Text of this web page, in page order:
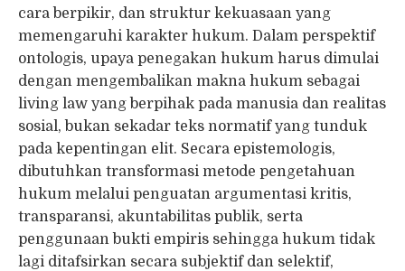
cara berpikir, dan struktur kekuasaan yang
memengaruhi karakter hukum. Dalam perspektif
ontologis, upaya penegakan hukum harus dimulai
dengan mengembalikan makna hukum sebagai
living law yang berpihak pada manusia dan realitas
sosial, bukan sekadar teks normatif yang tunduk
pada kepentingan elit. Secara epistemologis,
dibutuhkan transformasi metode pengetahuan
hukum melalui penguatan argumentasi kritis,
transparansi, akuntabilitas publik, serta
penggunaan bukti empiris sehingga hukum tidak
lagi ditafsirkan secara subjektif dan selektif,